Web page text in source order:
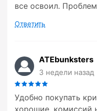
все освоил.
Ответить
ATEbunksters
3 недели назад
Удобно покупать